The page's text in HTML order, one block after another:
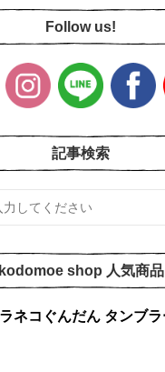
Follow us!
記事検索
kodomoe shop 人気商品